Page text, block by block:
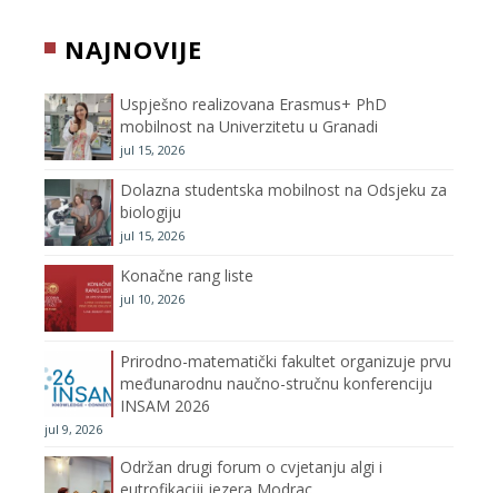
o
o
k
e
r
r
e
e
NAJNOVIJE
Uspješno realizovana Erasmus+ PhD
mobilnost na Univerzitetu u Granadi
jul 15, 2026
Dolazna studentska mobilnost na Odsjeku za
biologiju
jul 15, 2026
Konačne rang liste
jul 10, 2026
Prirodno-matematički fakultet organizuje prvu
međunarodnu naučno-stručnu konferenciju
INSAM 2026
jul 9, 2026
Održan drugi forum o cvjetanju algi i